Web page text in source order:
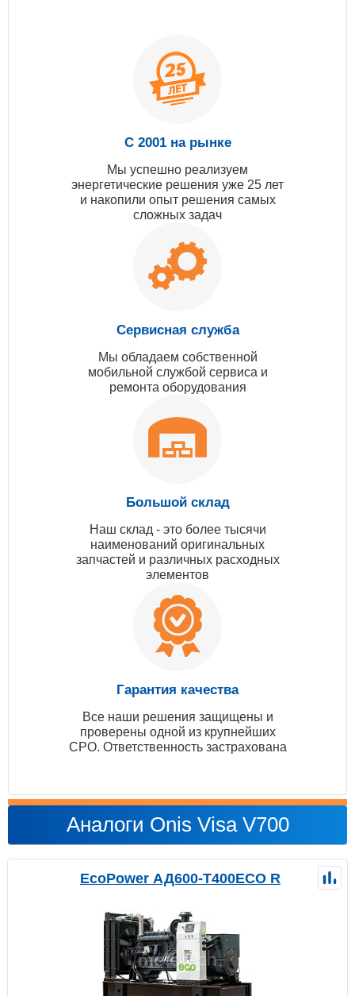
С 2001 на рынке
Мы успешно реализуем
энергетические решения уже 25 лет
и накопили опыт решения самых
сложных задач
Сервисная служба
Мы обладаем собственной
мобильной службой сервиса и
ремонта оборудования
Большой склад
Наш склад - это более тысячи
наименований оригинальных
запчастей и различных расходных
элементов
Гарантия качества
Все наши решения защищены и
проверены одной из крупнейших
СРО. Ответственность застрахована
Аналоги Onis Visa V700
EcoPower АД600-T400ECO R